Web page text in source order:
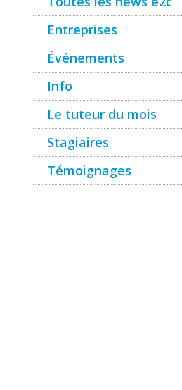
Entreprises
Événements
Info
Le tuteur du mois
Stagiaires
Témoignages